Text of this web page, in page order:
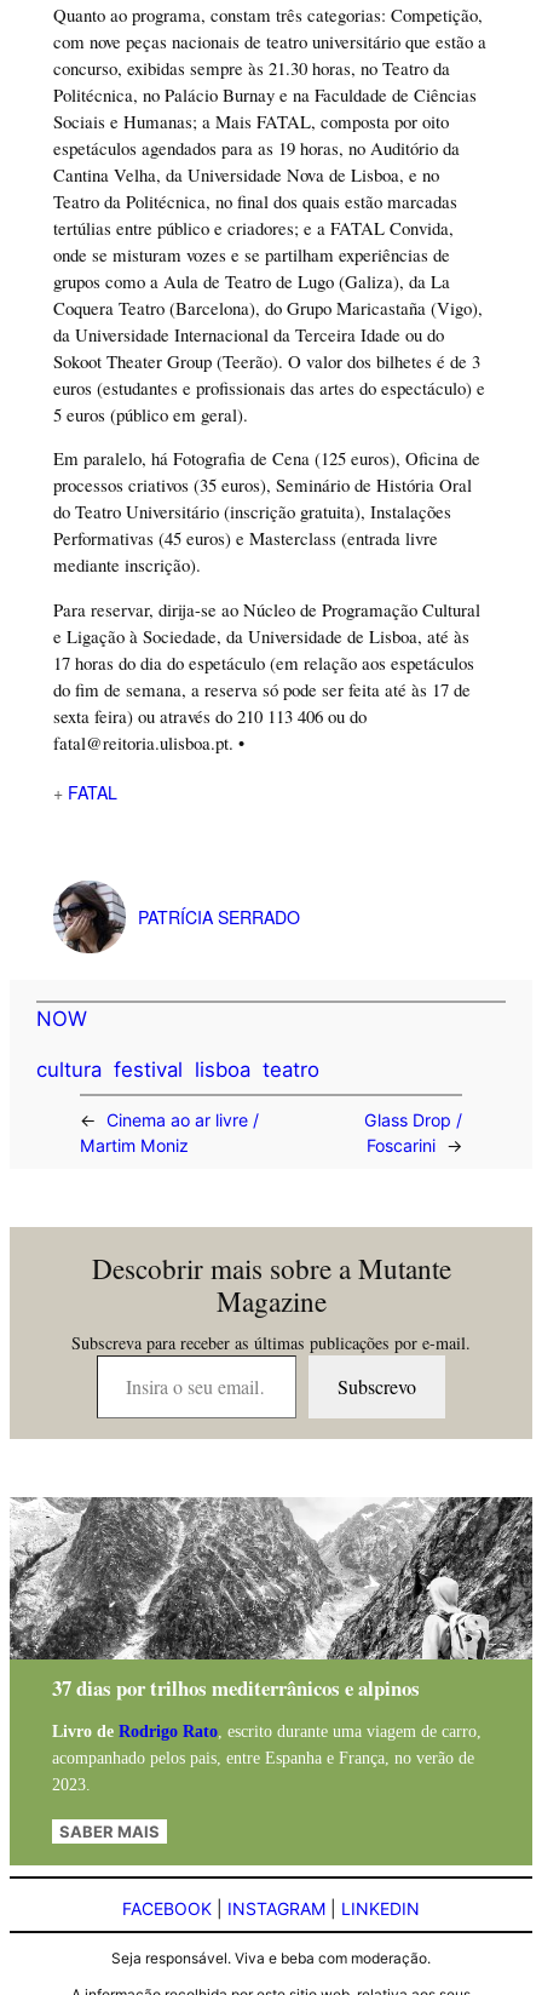
Quanto ao programa, constam três categorias: Competição,
com nove peças nacionais de teatro universitário que estão a
concurso, exibidas sempre às 21.30 horas, no Teatro da
Politécnica, no Palácio Burnay e na Faculdade de Ciências
Sociais e Humanas; a Mais FATAL, composta por oito
espetáculos agendados para as 19 horas, no Auditório da
Cantina Velha, da Universidade Nova de Lisboa, e no
Teatro da Politécnica, no final dos quais estão marcadas
tertúlias entre público e criadores; e a FATAL Convida,
onde se misturam vozes e se partilham experiências de
grupos como a Aula de Teatro de Lugo (Galiza), da La
Coquera Teatro (Barcelona), do Grupo Maricastaña (Vigo),
da Universidade Internacional da Terceira Idade ou do
Sokoot Theater Group (Teerão). O valor dos bilhetes é de 3
euros (estudantes e profissionais das artes do espectáculo) e
5 euros (público em geral).
Em paralelo, há Fotografia de Cena (125 euros), Oficina de
processos criativos (35 euros), Seminário de História Oral
do Teatro Universitário (inscrição gratuita), Instalações
Performativas (45 euros) e Masterclass (entrada livre
mediante inscrição).
Para reservar, dirija-se ao Núcleo de Programação Cultural
e Ligação à Sociedade, da Universidade de Lisboa, até às
17 horas do dia do espetáculo (em relação aos espetáculos
do fim de semana, a reserva só pode ser feita até às 17 de
sexta feira) ou através do 210 113 406 ou do
fatal@reitoria.ulisboa.pt. •
+ FATAL
PATRÍCIA SERRADO
NOW
cultura festival lisboa teatro
←
Cinema ao ar livre /
Martim Moniz
Glass Drop /
Foscarini
→
Descobrir mais sobre a Mutante
Magazine
Subscreva para receber as últimas publicações por e-mail.
Insira o seu email…
Subscrevo
37 dias por trilhos mediterrânicos e alpinos
Livro de Rodrigo Rato, escrito durante uma viagem de carro,
acompanhado pelos pais, entre Espanha e França, no verão de
2023.
SABER MAIS
FACEBOOK INSTAGRAM LINKEDIN
Seja responsável. Viva e beba com moderação.